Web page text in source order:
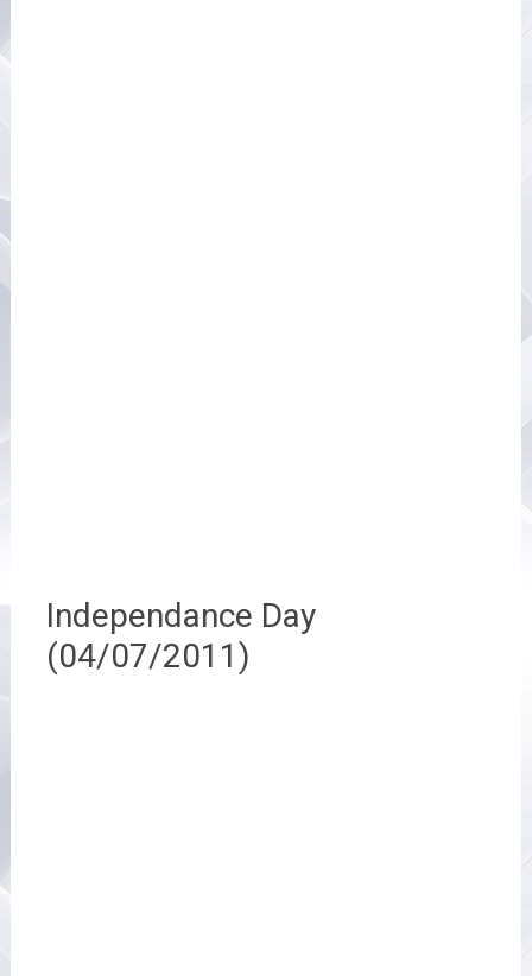
Independance Day
(04/07/2011)